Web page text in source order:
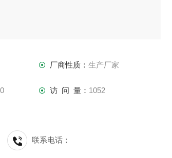
厂商性质： 生产厂家
访 问 量： 1052
联系电话：